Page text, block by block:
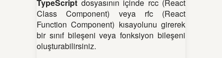
TypeScript dosyasının içinde rcc (React
Class Component) veya rfc (React
Function Component) kısayolunu girerek
bir sınıf bileşeni veya fonksiyon bileşeni
oluşturabilirsiniz.